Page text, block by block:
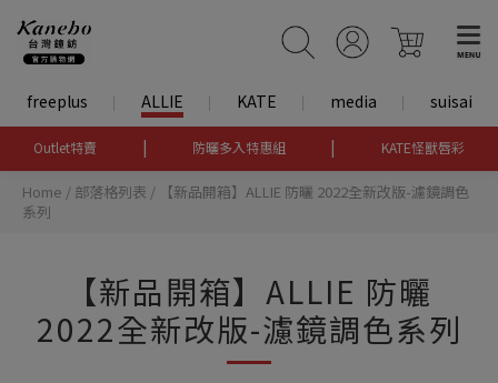
freeplus ALLIE KATE media suisai
Outlet特賣 | 防曬多入特惠組 | KATE怪獸唇彩
Home / 部落格列表 /
【新品開箱】ALLIE 防曬 2022全新改版-濾鏡調色
系列
【新品開箱】ALLIE 防曬
2022全新改版-濾鏡調色系列